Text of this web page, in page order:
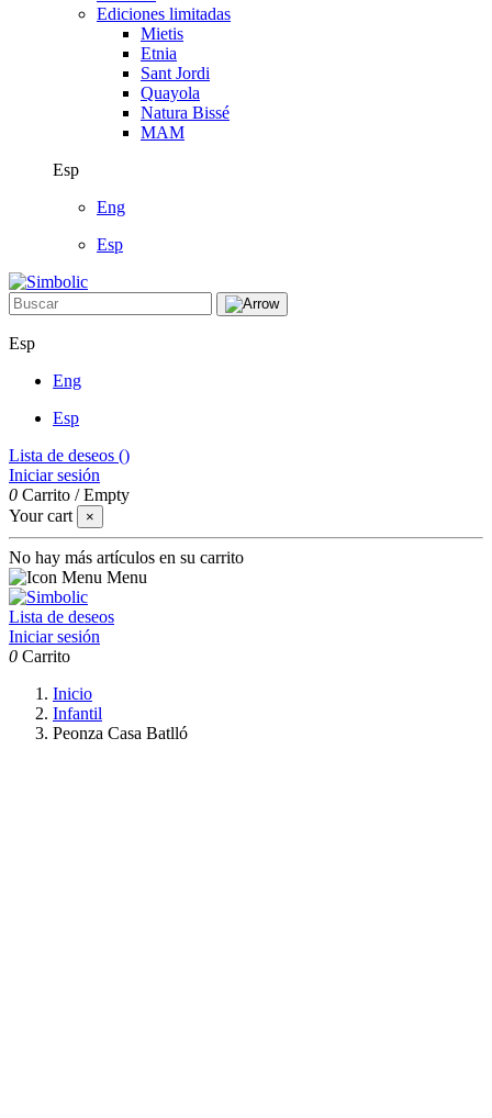
Ediciones limitadas
Mietis
Etnia
Sant Jordi
Quayola
Natura Bissé
MAM
Esp
Eng
Esp
Esp
Eng
Esp
Lista de deseos ()
Iniciar sesión
0 Carrito /Empty
Your cart
×
No hay más artículos en su carrito
Menu
Lista de deseos
Iniciar sesión
0 Carrito
Inicio
Infantil
Peonza Casa Batlló